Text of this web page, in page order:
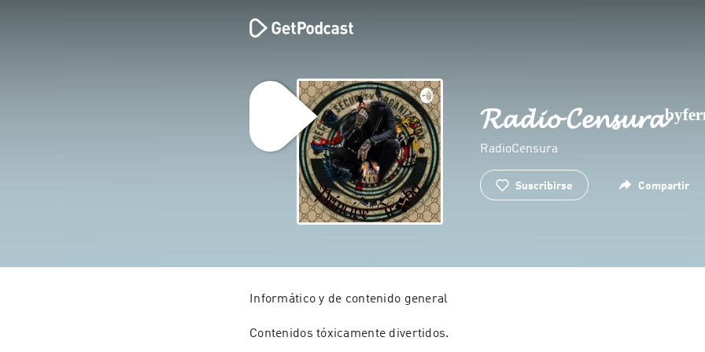
𝓡𝓪𝓭𝓲𝓸
RadioCensura
Suscribirse Compartir
Informático y de contenido general
Contenidos tóxicamente divertidos.